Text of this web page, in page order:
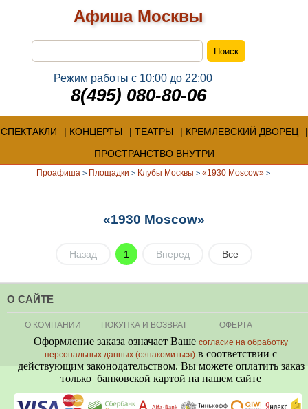
Афиша Москвы
Режим работы с 10:00 до 22:00
8(495) 080-80-06
СПЕКТАКЛИ КОНЦЕРТЫ ТЕАТРЫ
КРЕМЛЕВСКИЙ ДВОРЕЦ
ПРОСТРАНСТВО ВНУТРИ
Проафиша > Площадки > Клубы Москвы > «1930 Moscow»>
«1930 Moscow»
Назад 1 Вперед Все
О САЙТЕ
О КОМПАНИИ ПОКУПКА И ВОЗВРАТ ОФЕРТА
Оформление заказа означает Ваше согласие на обработку
персональных данных (ознакомиться) в соответствии с
действующим законодательством. Вы можете оплатить заказ
только банковской картой на нашем сайте